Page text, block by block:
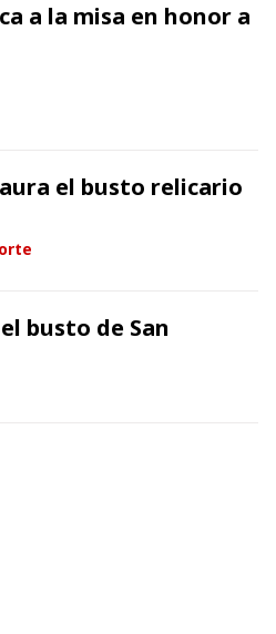
a la misa en honor a
el busto relicario
busto de San